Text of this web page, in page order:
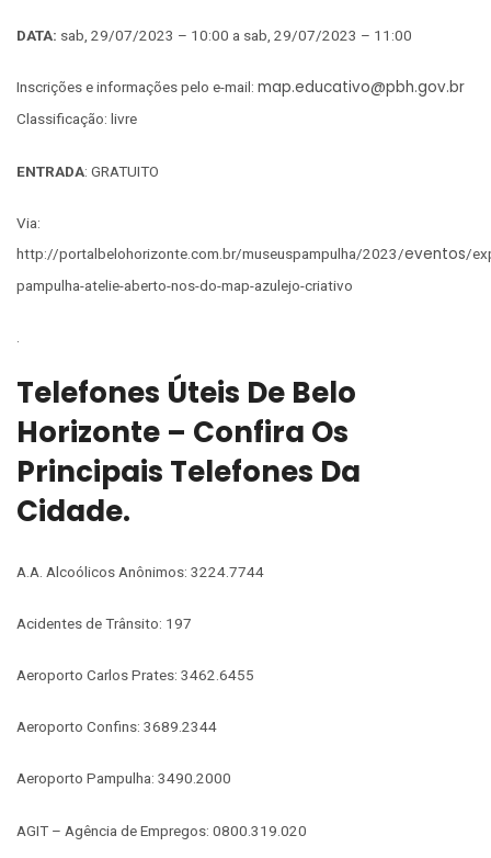
DATA: sab, 29/07/2023 – 10:00 a sab, 29/07/2023 – 11:00
Inscrições e informações pelo e-mail: map.educativo@pbh.gov.br
Classificação: livre
ENTRADA: GRATUITO
Via:
http://portalbelohorizonte.com.br/museuspampulha/2023/eventos/
pampulha-atelie-aberto-nos-do-map-azulejo-criativo
Telefones Úteis De Belo
Horizonte – Confira Os
Principais Telefones Da
Cidade.
A.A. Alcoólicos Anônimos: 3224.7744
Acidentes de Trânsito: 197
Aeroporto Carlos Prates: 3462.6455
Aeroporto Confins: 3689.2344
Aeroporto Pampulha: 3490.2000
AGIT – Agência de Empregos: 0800.319.020